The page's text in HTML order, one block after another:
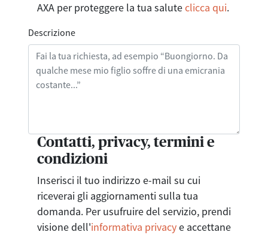
AXA per proteggere la tua saluteclicca qui.
Descrizione
Contatti, privacy, termini e
condizioni
Inserisci il tuo indirizzo e-mail su cui
riceverai gli aggiornamenti sulla tua
domanda. Per usufruire del servizio, prendi
visione dell'informativa privacye accettane